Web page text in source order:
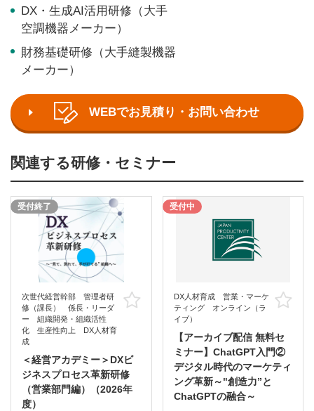
DX・生成AI活用研修（大手
空調機器メーカー）
財務基礎研修（大手縫製機器
メーカー）
WEBでお見積り・お問い合わせ
関連する研修・セミナー
受付終了
次世代経営幹部 管理者研
修（課長） 係長・リーダ
ー 組織開発・組織活性
化 生産性向上 DX人材育
成
お気に入り
＜経営アカデミー＞DXビ
ジネスプロセス革新研修
（営業部門編）（2026年
度）
受付中
DX人材育成 営業・マーケ
ティング オンライン（ラ
イブ）
【アーカイブ配信 無料セ
ミナー】ChatGPT入門②
デジタル時代のマーケティ
ング革新～"創造力”と
ChatGPTの融合～